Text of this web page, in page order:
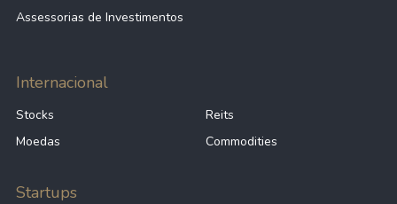
Assessorias de Investimentos
Internacional
Stocks
Reits
Moedas
Commodities
Startups